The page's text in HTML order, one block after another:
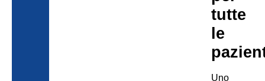
tutte
le
Uno